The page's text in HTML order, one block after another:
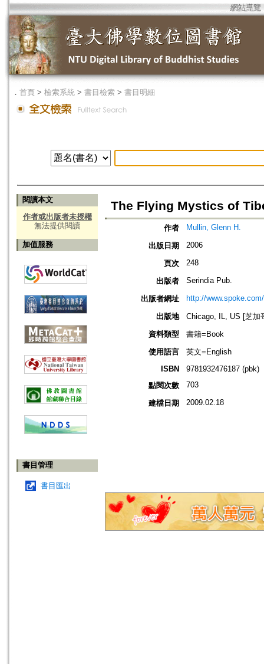
網站導覽
． 首頁 > 檢索系統 > 書目檢索 > 書目明細
閱讀本文
作者或出版者未授權
無法提供閱讀
加值服務
書目管理
書目匯出
The Flying Mystics of
作者 Mullin, Glenn H.
出版日期 2006
頁次 248
出版者 Serindia Pub.
出版者網址 http://
出版地
Chicago, IL, US [芝加
資料類型
書籍=Book
使用語言
英文=English
ISBN
9781932476187 (pbk)
點閱次數
703
建檔日期 2009.02.18